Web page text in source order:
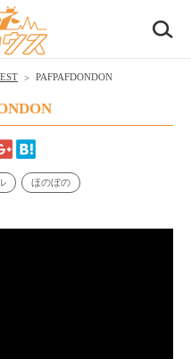
PAFPAFDONDON
ほのぼの